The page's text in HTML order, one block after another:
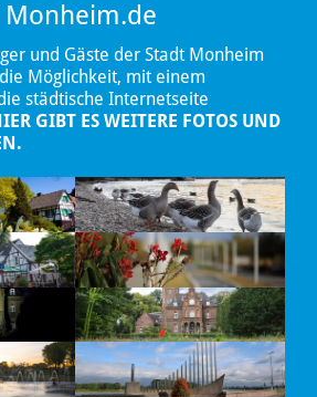
und Gäste der Stadt Monheim
Möglichkeit, mit einem
städtische Internetseite
GIBT ES WEITERE FOTOS UND